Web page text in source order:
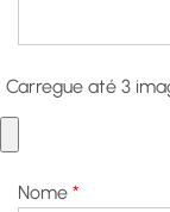
Carregue até 3
Nome *